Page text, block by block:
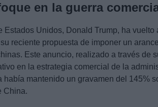
en la guerra
Estados Unidos, Donald Trump, ha vuelto
reciente propuesta de imponer un
Este anuncio, realizado a través de
en la estrategia comercial de la
había mantenido un gravamen del 145%
China.